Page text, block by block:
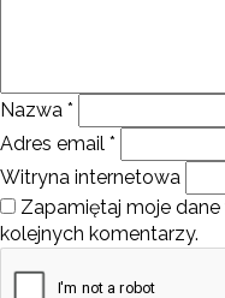
Nazwa *
Adres email *
Witryna internetowa
Zapamiętaj moje
kolejnych komentarzy.